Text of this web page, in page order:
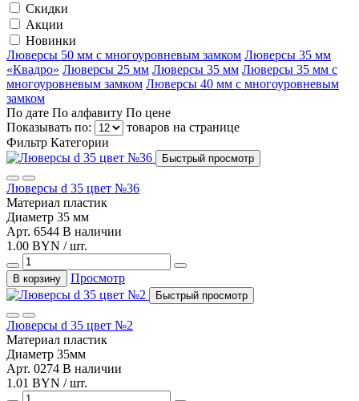
Скидки
Акции
Новинки
Люверсы 50 мм с многоуровневым замком Люверсы 35 мм
«Квадро» Люверсы 25 мм Люверсы 35 мм Люверсы 35 мм с
многоуровневым замком Люверсы 40 мм с многоуровневым
замком
По дате По алфавиту По цене
Показывать по:
товаров на странице
Фильтр Категории
Быстрый просмотр
Люверсы d 35 цвет №36
Материал пластик
Диаметр 35 мм
Арт. 6544 В наличии
1.00 BYN / шт.
В корзину Просмотр
Быстрый просмотр
Люверсы d 35 цвет №2
Материал пластик
Диаметр 35мм
Арт. 0274 В наличии
1.01 BYN / шт.